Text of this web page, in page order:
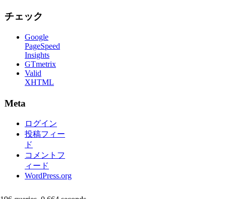
チェック
Google
PageSpeed
Insights
GTmetrix
Valid
XHTML
Meta
ログイン
投稿フィー
ド
コメントフ
ィード
WordPress.org